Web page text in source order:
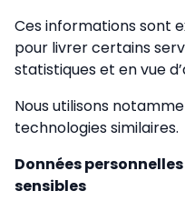
Ces informations sont
pour livrer certains
statistiques et en vue
Nous utilisons
technologies similaires.
Données
sensibles